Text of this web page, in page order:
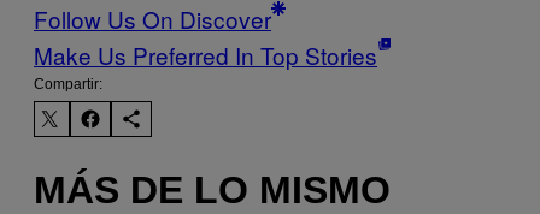
Follow Us On Discover
Make Us Preferred In Top Stories
Compartir:
MÁS DE LO MISMO